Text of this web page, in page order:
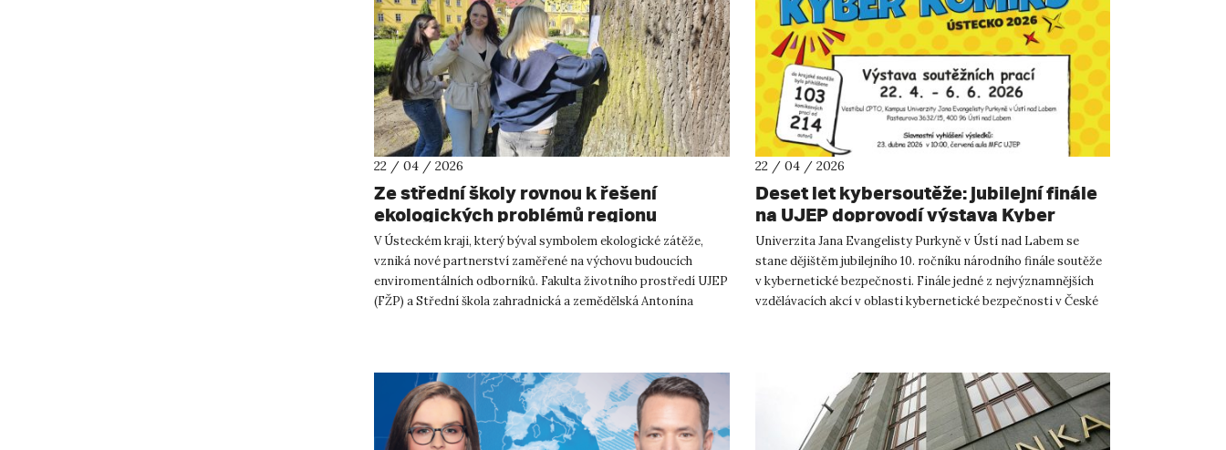
22 / 04 / 2026
Ze střední školy rovnou k řešení
ekologických problémů regionu
V Ústeckém kraji, který býval symbolem ekologické zátěže,
vzniká nové partnerství zaměřené na výchovu budoucích
enviromentálních odborníků. Fakulta životního prostředí UJEP
(FŽP) a Střední škola zahradnická a zemědělská Antonína
22 / 04 / 2026
Deset let kybersoutěže: jubilejní finále
na UJEP doprovodí výstava Kyber
Komiksů
Univerzita Jana Evangelisty Purkyně v Ústí nad Labem se
stane dějištěm jubilejního 10. ročníku národního finále soutěže
v kybernetické bezpečnosti. Finále jedné z nejvýznamnějších
vzdělávacích akcí v oblasti kybernetické bezpečnosti v České